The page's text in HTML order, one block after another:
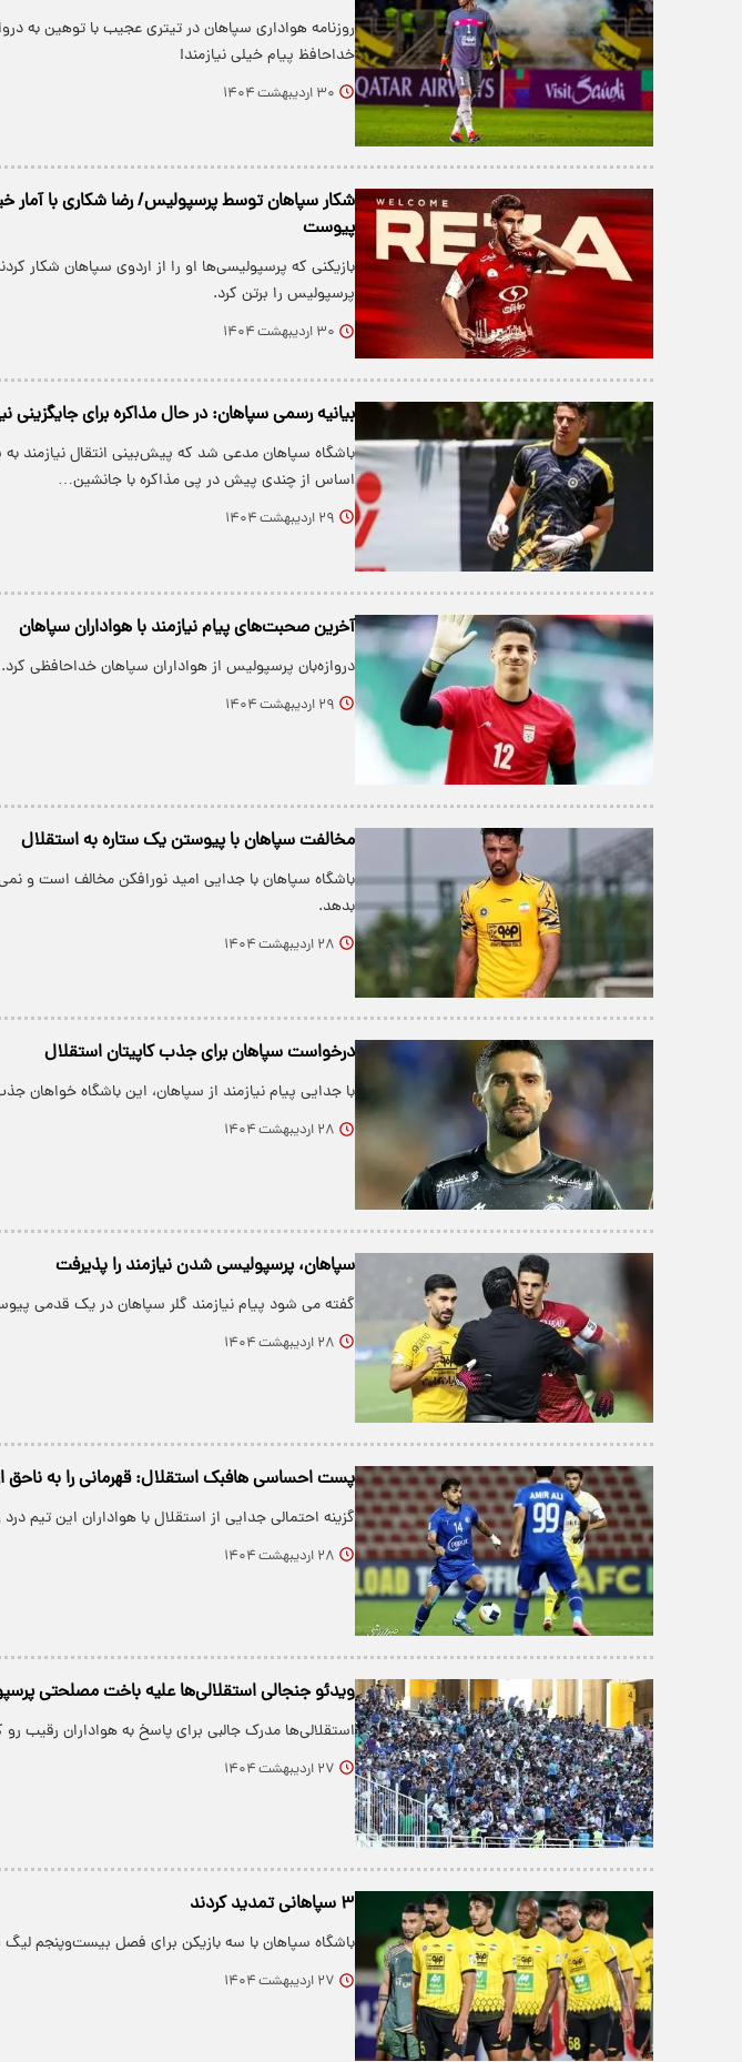
روزنامه هواداری سپاهان در تیتری عجیب با توهین به
خداحافظ پیام خیلی نیازمند!
۳۰ اردیبهشت ۱۴۰۴
شکار سپاهان توسط پرسپولیس/ رضا شکاری با آمار
پیوست
بازیکنی که پرسپولیسی‌ها او را از اردوی سپاهان شکار
پرسپولیس را برتن کرد.
۳۰ اردیبهشت ۱۴۰۴
بیانیه رسمی سپاهان: در حال مذاکره برای جایگزینی
باشگاه سپاهان مدعی شد که پیش‌بینی انتقال نیازمند
اساس از چندی پیش در پی مذاکره با جانشین…
۲۹ اردیبهشت ۱۴۰۴
آخرین صحبت‌های پیام نیازمند با هواداران سپاهان
دروازه‌بان پرسپولیس از هواداران سپاهان خداحافظی کرد.
۲۹ اردیبهشت ۱۴۰۴
مخالفت سپاهان با پیوستن یک ستاره به استقلال
باشگاه سپاهان با جدایی امید نورافکن مخالف است و
بدهد.
۲۸ اردیبهشت ۱۴۰۴
درخواست سپاهان برای جذب کاپیتان استقلال
با جدایی پیام نیازمند از سپاهان، این باشگاه خواهان
۲۸ اردیبهشت ۱۴۰۴
سپاهان، پرسپولیسی شدن نیازمند را پذیرفت
گفته می شود پیام نیازمند گلر سپاهان در یک قدمی
۲۸ اردیبهشت ۱۴۰۴
پست احساسی هافبک استقلال: قهرمانی را به ناحق
گزینه احتمالی جدایی از استقلال با هواداران این تیم
۲۸ اردیبهشت ۱۴۰۴
ویدئو جنجالی استقلالی‌ها علیه باخت مصلحتی
استقلالی‌ها مدرک جالبی برای پاسخ به هواداران رقیب رو
۲۷ اردیبهشت ۱۴۰۴
۳ سپاهانی تمدید کردند
باشگاه سپاهان با سه بازیکن برای فصل بیست‌و‌پنجم لیگ
۲۷ اردیبهشت ۱۴۰۴